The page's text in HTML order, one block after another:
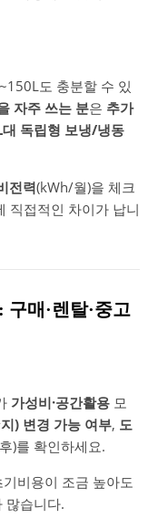
도 충분할 수 있
자주 쓰는 분은 추가
독립형 보냉/냉동
전력(kWh/월)을 체크
직접적인 차이가 납니
매·렌탈·중고
가성비·공간활용 모
) 변경 가능 여부, 도
)를 확인하세요.
비용이 조금 높아도
많습니다.